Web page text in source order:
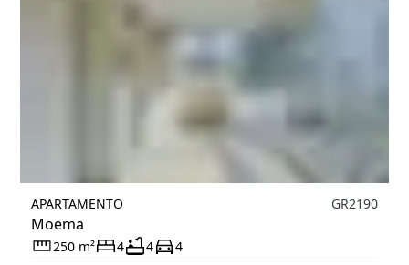
APARTAMENTO
Moema
GR2190
250 m² 4 4 4